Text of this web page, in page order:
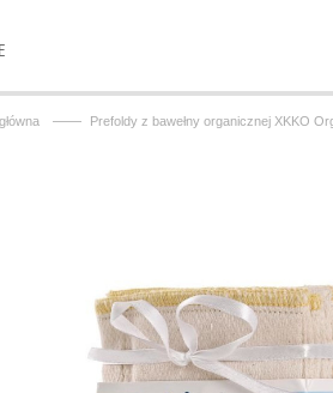
—— Prefoldy z bawełny organicznej XKKO